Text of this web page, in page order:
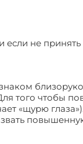
если не
того чтобы
«щурю